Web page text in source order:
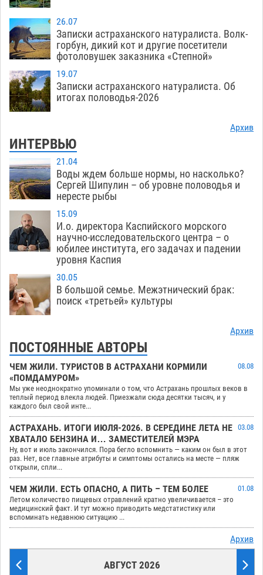
26.07
Записки астраханского натуралиста. Волк-
горбун, дикий кот и другие посетители
фотоловушек заказника «Степной»
19.07
Записки астраханского натуралиста. Об
итогах половодья-2026
Архив
ИНТЕРВЬЮ
21.04
Воды ждем больше нормы, но насколько?
Сергей Шипулин – об уровне половодья и
нересте рыбы
15.09
И.о. директора Каспийского морского
научно-исследовательского центра – о
юбилее института, его задачах и падении
уровня Каспия
30.05
В большой семье. Межэтнический брак:
поиск «третьей» культуры
Архив
ПОСТОЯННЫЕ АВТОРЫ
ЧЕМ ЖИЛИ. ТУРИСТОВ В АСТРАХАНИ КОРМИЛИ
«ПОМДАМУРОМ»
08.08
Мы уже неоднократно упоминали о том, что Астрахань прошлых веков в
теплый период влекла людей. Приезжали сюда десятки тысяч, и у
каждого был свой инте...
АСТРАХАНЬ. ИТОГИ ИЮЛЯ-2026. В СЕРЕДИНЕ ЛЕТА НЕ
ХВАТАЛО БЕНЗИНА И… ЗАМЕСТИТЕЛЕЙ МЭРА
03.08
Ну, вот и июль закончился. Пора бегло вспомнить — каким он был в этот
раз. Нет, все главные атрибуты и симптомы остались на месте — пляж
открыли, спли...
ЧЕМ ЖИЛИ. ЕСТЬ ОПАСНО, А ПИТЬ – ТЕМ БОЛЕЕ
01.08
Летом количество пищевых отравлений кратно увеличивается – это
медицинский факт. И тут можно приводить медстатистику или
вспоминать недавнюю ситуацию ...
Архив
АВГУСТ 2026